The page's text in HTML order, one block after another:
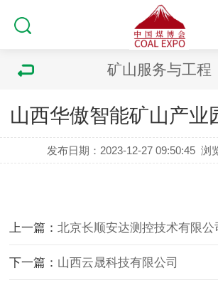
矿山服务与工程
山西华傲智能矿山产业
发布日期：2023-12-27 09:50:45 浏
上一篇：北京长顺安达测控技术有限公
下一篇： 山西云晟科技有限公司